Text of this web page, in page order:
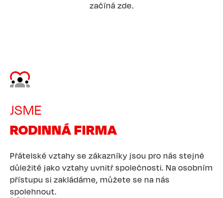
začíná zde.
Image
JSME
RODINNÁ FIRMA
Přátelské vztahy se zákazníky jsou pro nás stejně
důležité jako vztahy uvnitř společnosti. Na osobním
přístupu si zakládáme, můžete se na nás
spolehnout.